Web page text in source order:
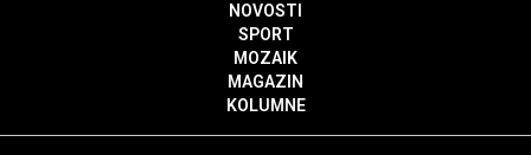
NOVOSTI
SPORT
MOZAIK
MAGAZIN
KOLUMNE